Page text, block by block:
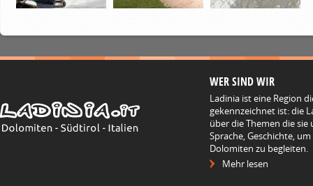
WER SIND WIR
Ladinia ist eine Region
gekennzeichnet ist: die
über die Themen die
Sprache, Geschichte,
Dolomiten zu begleiten.
Mehr lesen